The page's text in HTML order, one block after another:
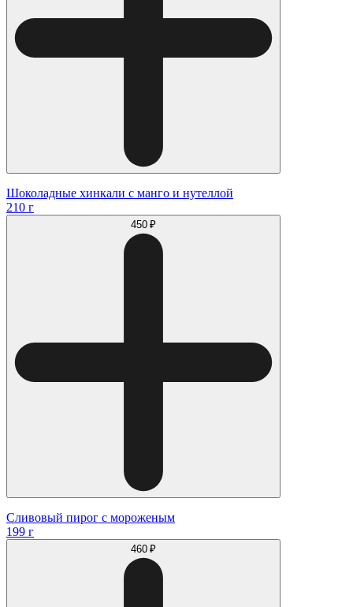
Шоколадные хинкали с манго и нутеллой
210 г
450 ₽
Сливовый пирог с мороженым
199 г
460 ₽